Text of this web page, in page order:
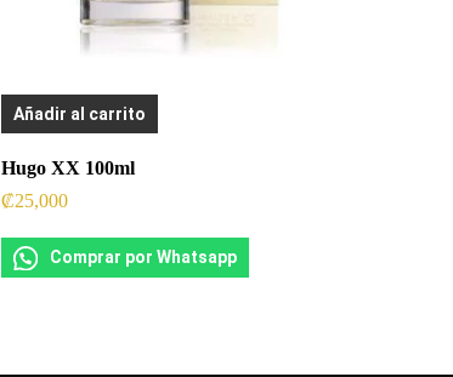
Añadir al carrito
Hugo XX 100ml
₡25,000
Comprar por Whatsapp